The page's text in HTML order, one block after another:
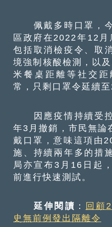
佩戴多時口罩，今
區政府在2022年12月
包括取消檢疫令、取
境強制核酸檢測，以
米餐桌距離等社交
常，只剩口罩令延續至
因應疫情持續受控
年3月撤銷，市民無論
戴口罩，意味這項由
施、持續兩年多的措
局亦宣布3月16日起
前進行快速測試。
延伸閱讀 ：
回顧
史無前例發出隔離令